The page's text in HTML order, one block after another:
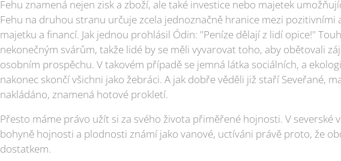
Fehu znamená nejen zisk a zboží, ale také investice nebo majetek
Fehu na druhou stranu určuje zcela jednoznačně hranice mezi
majetku a financí. Jak jednou prohlásil Ódin: "Peníze dělají z lidí opice!"
nekonečným svárům, takže lidé by se měli vyvarovat toho, aby obětovali
osobním prospěchu. V takovém případě se jemná látka sociálních, a
nakonec skončí všichni jako žebráci. A jak dobře věděli již staří Seveřané,
nakládáno, znamená hotové prokletí.
Přesto máme právo užít si za svého života přiměřené hojnosti. V severské
bohyně hojnosti a plodnosti známí jako vanové, uctíváni právě proto, že
dostatkem.